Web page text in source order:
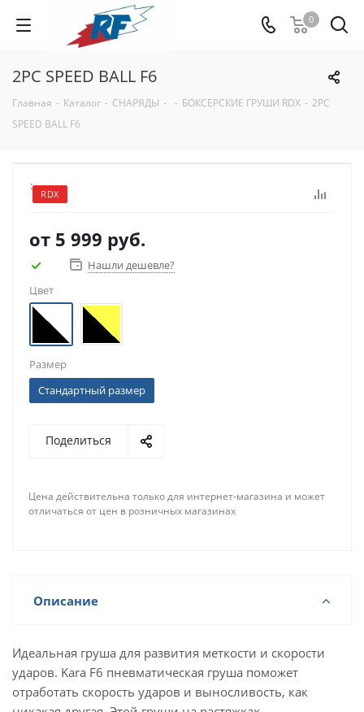
0
2PC SPEED BALL F6
Главная - Каталог - СНАРЯДЫ - - БОКСЕРСКИЕ ГРУШИ RDX - 2PC
SPEED BALL F6
RDX
:
от 5 999 руб.
Нашли дешевле?
Цвет
Размер
Стандартный размер
Поделиться
Цена действительна только для интернет-магазина и может
отличаться от цен в розничных магазинах
Описание
Идеальная груша для развития меткости и скорости
ударов. Kara F6 пневматическая груша поможет
отработать скорость ударов и выносливость, как